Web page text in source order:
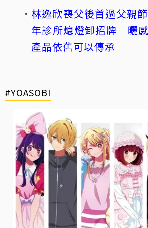
林逸欣喪父後首過父親
年診所熄燈卸招牌 曬
產品依舊可以傳承
#YOASOBI